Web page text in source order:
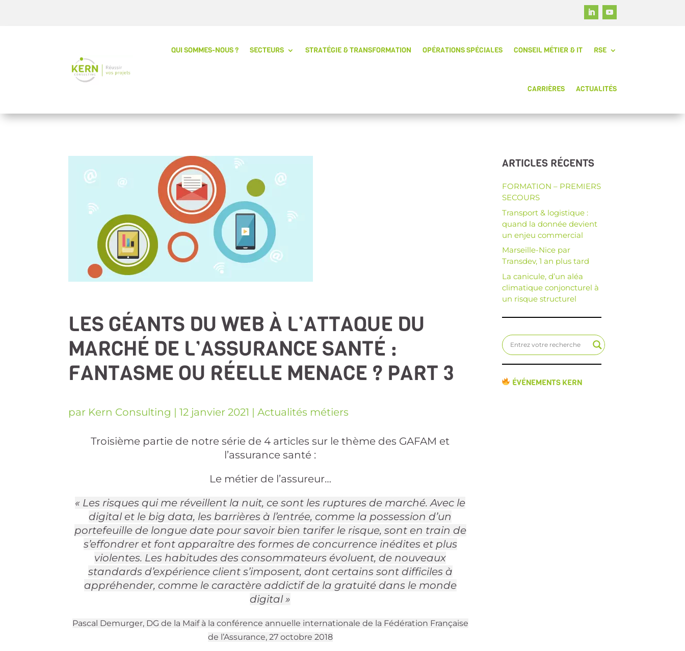
QUI SOMMES-NOUS ? SECTEURS STRATÉGIE & TRANSFORMATION OPÉRATIONS SPÉCIALES CONSEIL MÉTIER & IT RSE
CARRIÈRES ACTUALITÉS
LES GÉANTS DU WEB À L’ATTAQUE DU
MARCHÉ DE L’ASSURANCE SANTÉ :
FANTASME OU RÉELLE MENACE ? PART 3
par Kern Consulting |12 janvier 2021 |Actualités métiers
Troisième partie de notre série de 4 articles sur le thème des GAFAM et
l’assurance santé :
Le métier de l’assureur…
« Les risques qui me réveillent la nuit, ce sont les ruptures de marché. Avec le
digital et le big data, les barrières à l’entrée, comme la possession d’un
portefeuille de longue date pour savoir bien tarifer le risque, sont en train de
s’effondrer et font apparaître des formes de concurrence inédites et plus
violentes. Les habitudes des consommateurs évoluent, de nouveaux
standards d’expérience client s’imposent, dont certains sont difficiles à
appréhender, comme le caractère addictif de la gratuité dans le monde
digital »
Pascal Demurger, DG de la Maif à la conférence annuelle internationale de la Fédération Française
de l’Assurance, 27 octobre 2018
ARTICLES RÉCENTS
FORMATION – PREMIERS
SECOURS
Transport & logistique :
quand la donnée devient
un enjeu commercial
Marseille-Nice par
Transdev, 1 an plus tard
La canicule, d’un aléa
climatique conjoncturel à
un risque structurel
ÉVÉNEMENTS KERN